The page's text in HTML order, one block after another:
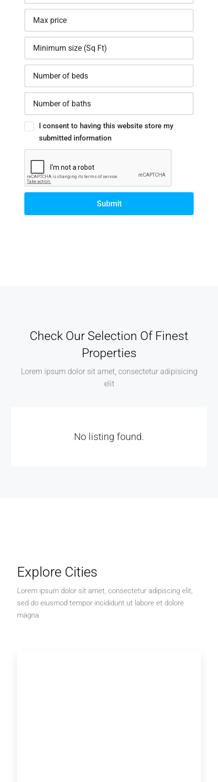
I consent to having this website store my
submitted information
Submit
Check Our Selection Of Finest
Properties
Lorem ipsum dolor sit amet, consectetur adipisicing
elit
No listing found.
Explore Cities
Lorem ipsum dolor sit amet, consectetur adipiscing elit,
sed do eiusmod tempor incididunt ut labore et dolore
magna